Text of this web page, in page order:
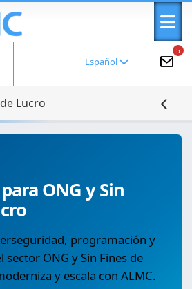
5
Español
Lucro
ONG y Sin
programación y
sector ONG y Sin Fines de
y escala con ALMC.